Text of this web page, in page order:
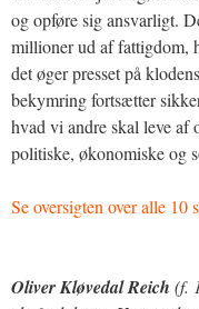
og opføre sig ansvarligt.
millioner ud af fattigdom,
det øger presset på
bekymring fortsætter
hvad vi andre skal leve af
politiske, økonomiske og
Se oversigten over alle 10
Oliver Kløvedal Reich (f.